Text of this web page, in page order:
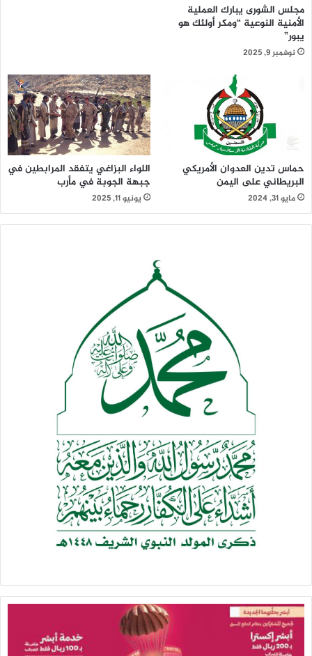
مجلس الشورى يبارك العملية
الأمنية النوعية “ومكر أولئك هو
يبور”
نوفمبر 9, 2025
حماس تدين العدوان الأمريكي
البريطاني على اليمن
مايو 31, 2024
اللواء البزاغي يتفقد المرابطين في
جبهة الجوبة في مأرب
يونيو 11, 2025